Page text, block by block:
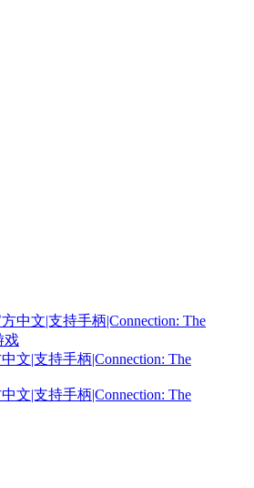
文|支持手柄|Connection: The
文|支持手柄|Connection: The